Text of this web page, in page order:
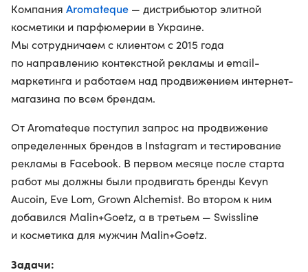
Компания Aromateque — дистрибьютор элитной
косметики и парфюмерии в Украине.
Мы сотрудничаем с клиентом с 2015 года
по направлению контекстной рекламы и email-
маркетинга и работаем над продвижением интернет-
магазина по всем брендам.
От Aromateque поступил запрос на продвижение
определенных брендов в Instagram и тестирование
рекламы в Facebook. В первом месяце после старта
работ мы должны были продвигать бренды Kevyn
Aucoin, Eve Lom, Grown Alchemist. Во втором к ним
добавился Malin+Goetz, а в третьем — Swissline
и косметика для мужчин Malin+Goetz.
Задачи: